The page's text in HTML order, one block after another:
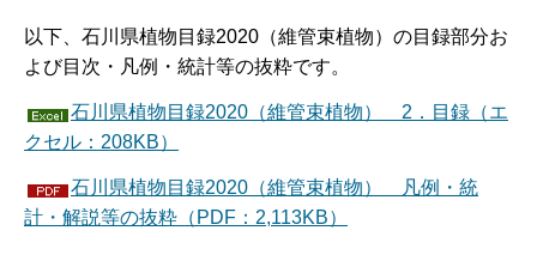
以下、石川県植物目録2020（維管束植物）の目録部分お
よび目次・凡例・統計等の抜粋です。
石川県植物目録2020（維管束植物） 2．目録（エ
クセル：208KB）
石川県植物目録2020（維管束植物） 凡例・統
計・解説等の抜粋（PDF：2,113KB）